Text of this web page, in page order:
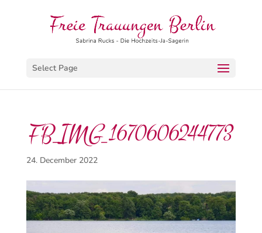
Select Page
FB_IMG_1670606244773
24. December 2022